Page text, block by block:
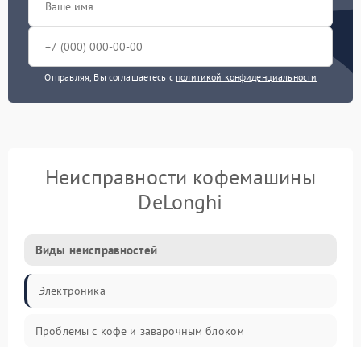
Отправляя, Вы соглашаетесь с политикой конфиденциальности
Неисправности кофемашины
DeLonghi
Виды неисправностей
Электроника
Проблемы с кофе и заварочным блоком